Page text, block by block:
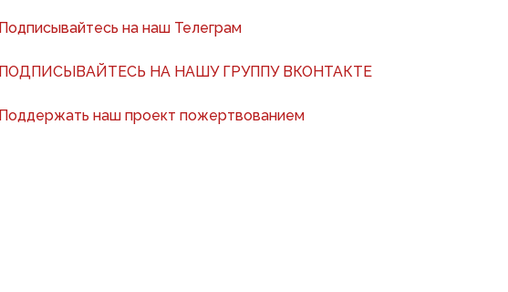
Подписывайтесь на наш Телеграм
ПОДПИСЫВАЙТЕСЬ НА НАШУ ГРУППУ ВКОНТАКТЕ
Поддержать наш проект пожертвованием